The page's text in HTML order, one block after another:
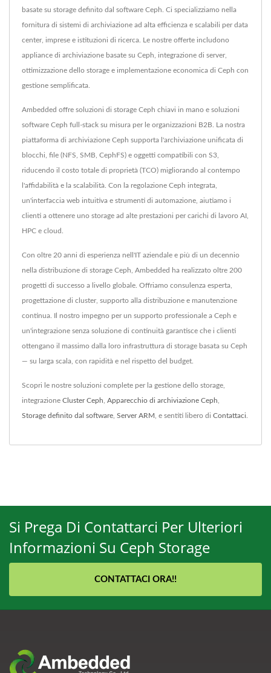
basate su storage definito dal software Ceph. Ci specializziamo nella
fornitura di sistemi di archiviazione ad alta efficienza e scalabili per data
center, imprese e istituzioni di ricerca. Le nostre offerte includono
appliance di archiviazione basate su Ceph, integrazione di server,
ottimizzazione dello storage e implementazione economica di Ceph con
gestione semplificata.
Ambedded offre soluzioni di storage Ceph chiavi in mano e soluzioni
software Ceph full-stack su misura per le organizzazioni B2B. La nostra
piattaforma di archiviazione Ceph supporta l'archiviazione unificata di
blocchi, file (NFS, SMB, CephFS) e oggetti compatibili con S3,
riducendo il costo totale di proprietà (TCO) migliorando al contempo
l'affidabilità e la scalabilità. Con la regolazione Ceph integrata,
un'interfaccia web intuitiva e strumenti di automazione, aiutiamo i
clienti a ottenere uno storage ad alte prestazioni per carichi di lavoro AI,
HPC e cloud.
Con oltre 20 anni di esperienza nell'IT aziendale e più di un decennio
nella distribuzione di storage Ceph, Ambedded ha realizzato oltre 200
progetti di successo a livello globale. Offriamo consulenza esperta,
progettazione di cluster, supporto alla distribuzione e manutenzione
continua. Il nostro impegno per un supporto professionale a Ceph e
un'integrazione senza soluzione di continuità garantisce che i clienti
ottengano il massimo dalla loro infrastruttura di storage basata su Ceph
— su larga scala, con rapidità e nel rispetto del budget.
Scopri le nostre soluzioni complete per la gestione dello storage,
integrazione Cluster Ceph Apparecchio di archiviazione Ceph
Storage definito dal software Server ARM , e sentiti libero di Contattaci
Si Prega Di Contattarci Per Ulteriori
Informazioni Su Ceph Storage
CONTATTACI ORA!!